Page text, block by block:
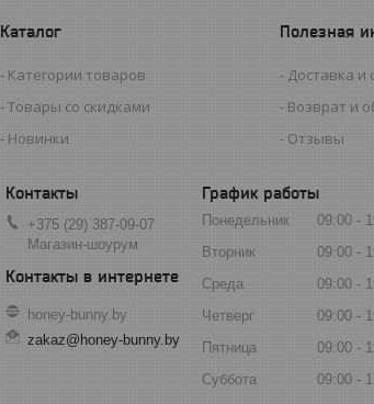
Каталог
Категории товаров
Товары со скидками
Новинки
Полезная
Доставка и
Возврат и
Отзывы
+375 (29) 387-09-07
Магазин-шоурум
honey-bunny.by
zakaz@honey-bunny.by
График работы
Понедельник 09:00
Вторник
09:00
Среда
09:00
Четверг
09:00
Пятница
09:00
Суббота
09:00